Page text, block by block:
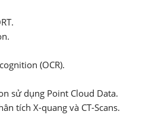
(OCR).
sử dụng Point Cloud Data.
tích X-quang và CT-Scans.